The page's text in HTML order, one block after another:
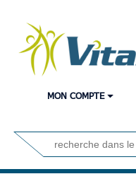
MON COMPTE